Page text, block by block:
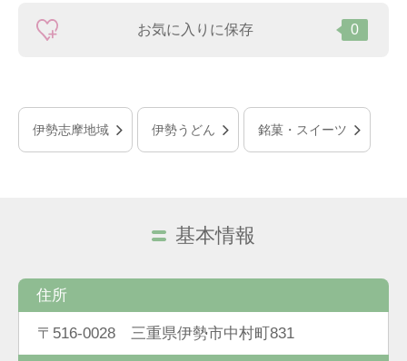
お気に入りに保存 0
伊勢志摩地域 伊勢うどん 銘菓・スイーツ
基本情報
住所
〒516-0028 三重県伊勢市中村町831